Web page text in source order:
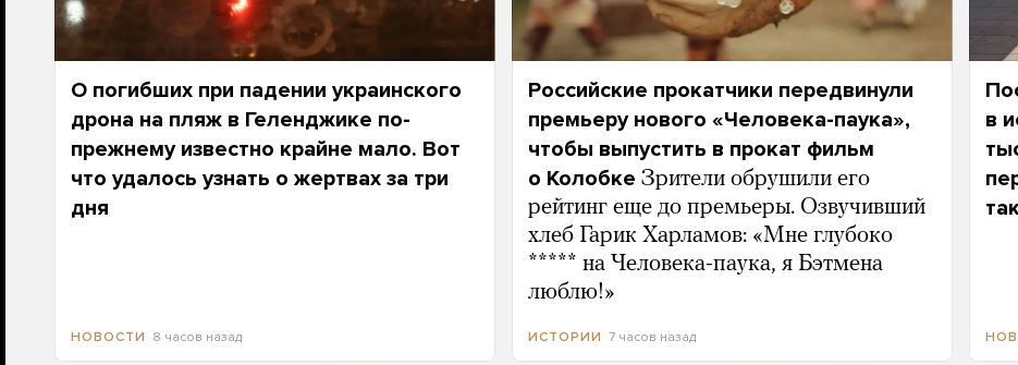
О погибших при падении украинского
дрона на пляж в Геленджике по-
прежнему известно крайне мало. Вот
что удалось узнать о жертвах за три
дня
НОВОСТИ 8 часов назад
Российские прокатчики передвинули
премьеру нового «Человека-паука»,
чтобы выпустить в прокат фильм
о Колобке Зрители обрушили его
рейтинг еще до премьеры. Озвучивший
хлеб Гарик Харламов: «Мне глубоко
***** на Человека-паука, я Бэтмена
люблю!»
ИСТОРИИ 7 часов назад
в